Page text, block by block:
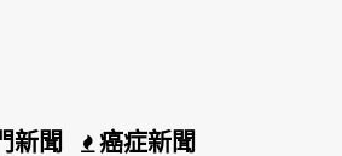
新聞 癌症新聞